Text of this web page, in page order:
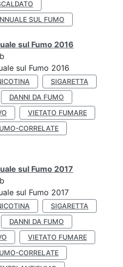
SUL FUMO
sul Fumo 2016
sul Fumo 2016
SIGARETTA
DANNI DA FUMO
VIETATO FUMARE
CORRELATE
sul Fumo 2017
sul Fumo 2017
SIGARETTA
DANNI DA FUMO
VIETATO FUMARE
CORRELATE